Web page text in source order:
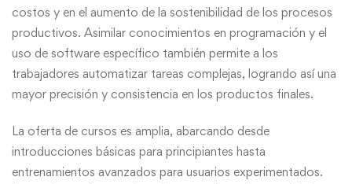
costos y en el aumento de la sostenibilidad de los procesos
productivos. Asimilar conocimientos en programación y el
uso de software específico también permite a los
trabajadores automatizar tareas complejas, logrando así una
mayor precisión y consistencia en los productos finales.
La oferta de cursos es amplia, abarcando desde
introducciones básicas para principiantes hasta
entrenamientos avanzados para usuarios experimentados.